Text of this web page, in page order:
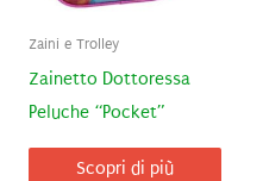
Zaini e Trolley
Zainetto Dottoressa
Peluche “Pocket”
Scopri di più